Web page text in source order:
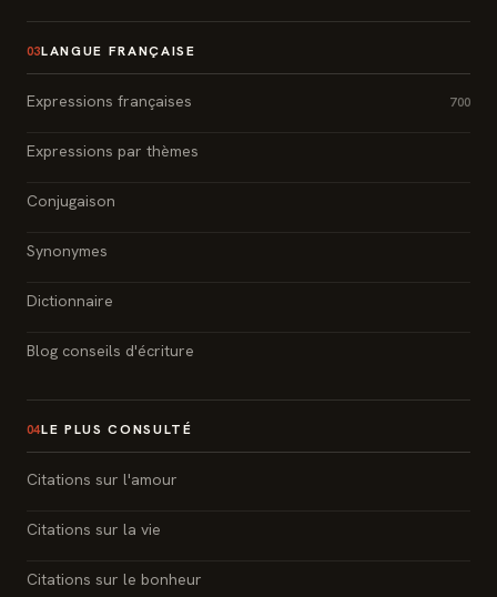
03LANGUE FRANÇAISE
Expressions françaises 700
Expressions par thèmes
Conjugaison
Synonymes
Dictionnaire
Blog conseils d'écriture
04LE PLUS CONSULTÉ
Citations sur l'amour
Citations sur la vie
Citations sur le bonheur